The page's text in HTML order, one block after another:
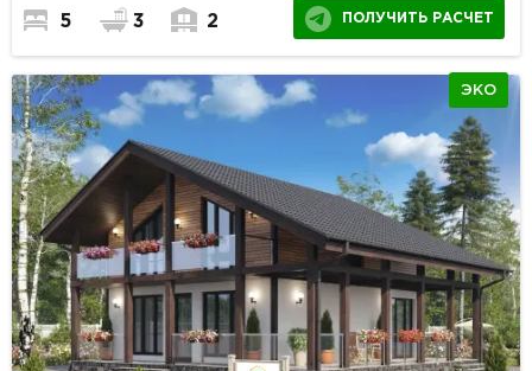
5 3 2 ПОЛУЧИТЬ РАСЧЕТ
ЭКО